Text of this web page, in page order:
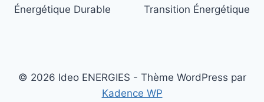
Énergétique Durable
Transition Énergétique
© 2026 Ideo ENERGIES - Thème WordPress par
Kadence WP